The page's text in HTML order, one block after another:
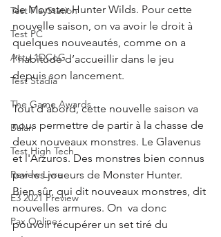
Test PlayStation
Test PC
Actu 1DCoG
Test Stadia
The Game Awards
Balan
Test High Tech
Review Livre
E3 2021 Preview
Pax Online
de Monster Hunter Wilds. Pour cette
nouvelle saison, on va avoir le droit à
quelques nouveautés, comme on a
l’habitude d’accueillir dans le jeu
depuis son lancement.
Tout d’abord, cette nouvelle saison va
nous permettre de partir à la chasse de
deux nouveaux monstres. Le Glavenus
et l'Arzuros. Des monstres bien connus
par les joueurs de Monster Hunter.
Bien sûr, qui dit nouveaux monstres, dit
nouvelles armures. On  va donc
pouvoir récupérer un set tiré du